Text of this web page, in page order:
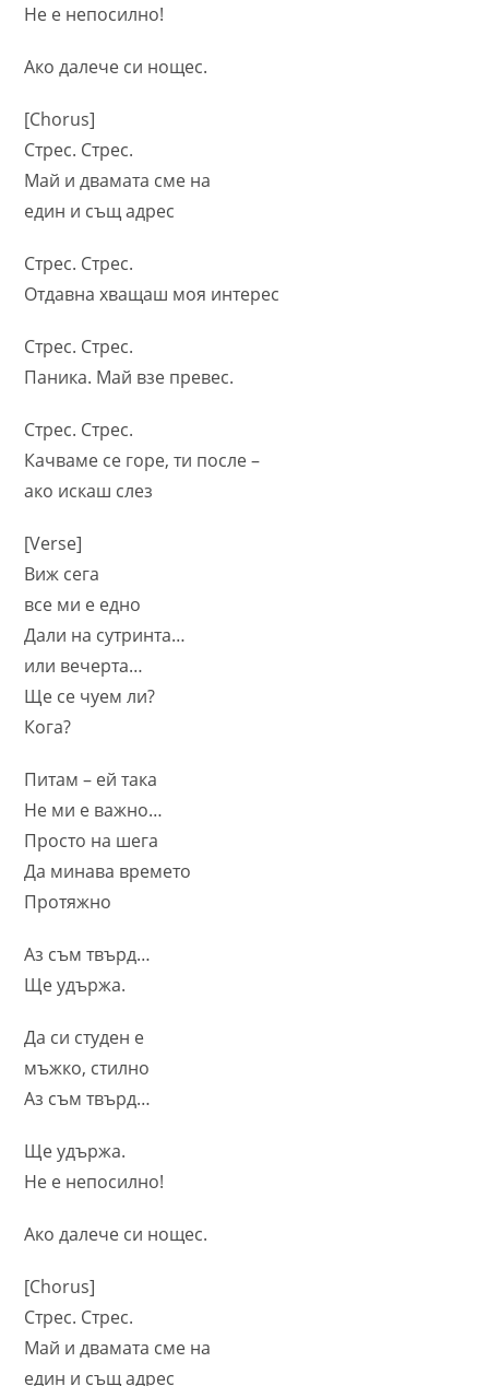
Не е непосилно!
Ако далече си нощес.
[Chorus]
Стрес. Стрес.
Май и двамата сме на
един и същ адрес
Стрес. Стрес.
Отдавна хващаш моя интерес
Стрес. Стрес.
Паника. Май взе превес.
Стрес. Стрес.
Качваме се горе, ти после –
ако искаш слез
[Verse]
Виж сега
все ми е едно
Дали на сутринта…
или вечерта…
Ще се чуем ли?
Кога?
Питам – ей така
Не ми е важно…
Просто на шега
Да минава времето
Протяжно
Аз съм твърд…
Ще удържа.
Да си студен е
мъжко, стилно
Аз съм твърд…
Ще удържа.
Не е непосилно!
Ако далече си нощес.
[Chorus]
Стрес. Стрес.
Май и двамата сме на
един и същ адрес